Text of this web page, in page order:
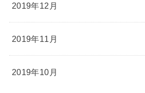
2019年12月
2019年11月
2019年10月